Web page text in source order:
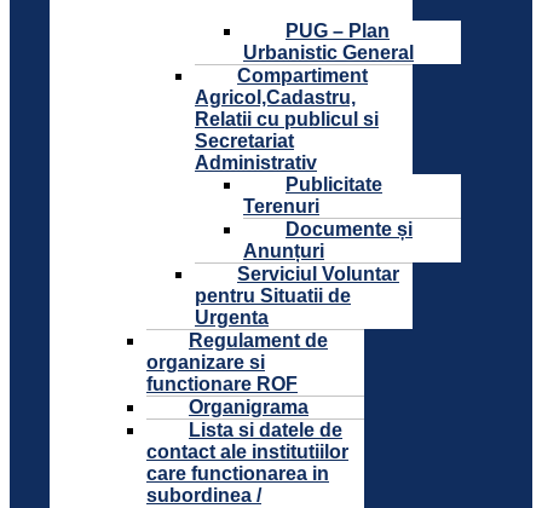
PUG – Plan
Urbanistic General
Compartiment
Agricol,Cadastru,
Relatii cu publicul si
Secretariat
Administrativ
Publicitate
Terenuri
Documente și
Anunțuri
Serviciul Voluntar
pentru Situatii de
Urgenta
Regulament de
organizare si
functionare ROF
Organigrama
Lista si datele de
contact ale institutiilor
care functionarea in
subordinea /